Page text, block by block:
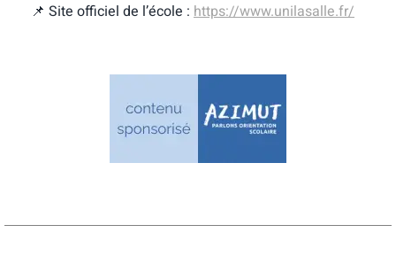
📌 Site officiel de l’école : https://www.unilasalle.fr/